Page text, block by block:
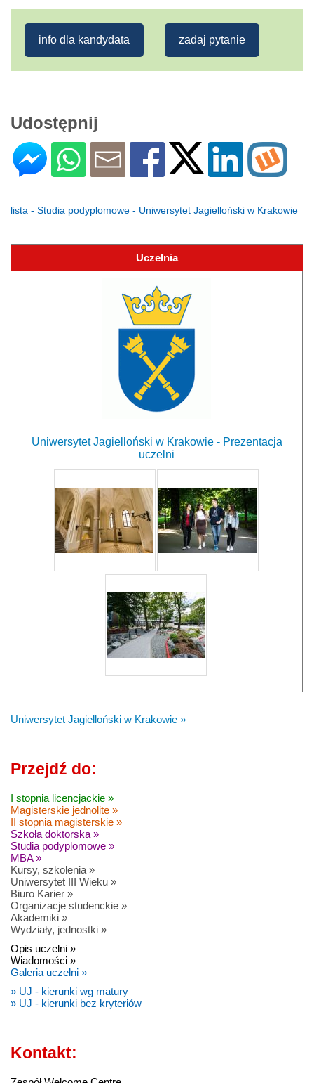
info dla kandydata zadaj pytanie
Udostępnij
lista - Studia podyplomowe - Uniwersytet Jagielloński w Krakowie
Uczelnia
Uniwersytet Jagielloński w Krakowie - Prezentacja
uczelni
Uniwersytet Jagielloński w Krakowie »
Przejdź do:
I stopnia licencjackie »
Magisterskie jednolite »
II stopnia magisterskie »
Szkoła doktorska »
Studia podyplomowe »
MBA »
Kursy, szkolenia »
Uniwersytet III Wieku »
Biuro Karier »
Organizacje studenckie »
Akademiki »
Wydziały, jednostki »
Opis uczelni »
Wiadomości »
Galeria uczelni »
» UJ - kierunki wg matury
» UJ - kierunki bez kryteriów
Kontakt: